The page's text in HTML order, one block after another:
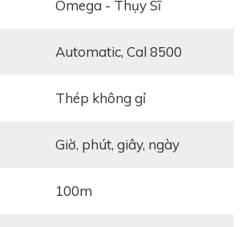
Omega - Thụy Sĩ
automatic, Cal 8500
thép không gỉ
giờ, phút, giây, ngày
100m